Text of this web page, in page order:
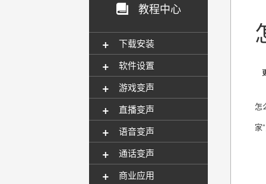
 教程中心
下载安装
+
软件设置
+
游戏变声
+
直播变声
+
语音变声
+
通话变声
+
商业应用
+
怎
家